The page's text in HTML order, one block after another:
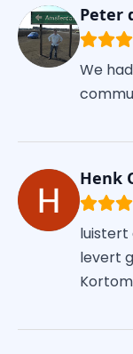
Peter
We
Henk
luistert
levert